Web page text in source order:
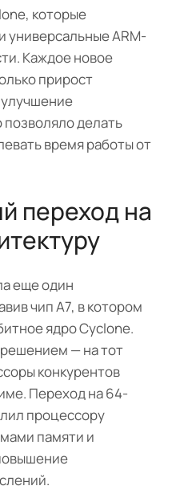
которые
универсальные ARM-
Каждое новое
прирост
делать
время работы от
переход на
еще один
чип A7, в котором
ядро Cyclone.
— на тот
конкурентов
Переход на 64-
процессору
памяти и